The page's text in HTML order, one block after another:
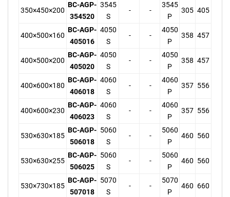
350×450×200
BC-AGP-
354520
3545
S
- -
3545
P
305 405
400×500×160
BC-AGP-
405016
4050
S
- -
4050
P
358 457
400×500×200
BC-AGP-
405020
4050
S
- -
4050
P
358 457
400×600×180
BC-AGP-
406018
4060
S
- -
4060
P
357 556
400×600×230
BC-AGP-
406023
4060
S
- -
4060
P
357 556
530×630×185
BC-AGP-
506018
5060
S
- -
5060
P
460 560
530×630×255
BC-AGP-
506025
5060
S
- -
5060
P
460 560
530×730×185
BC-AGP-
507018
5070
S
- -
5070
P
460 660